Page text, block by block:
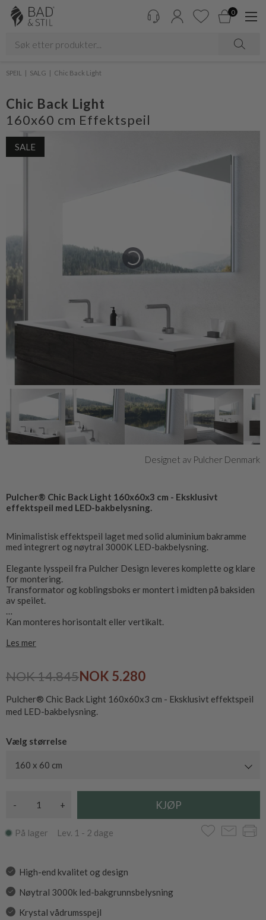
0
SPEIL SALG Chic Back Light
Chic Back Light
160x60 cm Effektspeil
SALE
Designet av Pulcher Denmark
Pulcher® Chic Back Light 160x60x3 cm - Eksklusivt
effektspeil med LED-bakbelysning.
Minimalistisk effektspeil laget med solid aluminium bakramme
med integrert og nøytral 3000K LED-bakbelysning.
Elegante lysspeil fra Pulcher Design leveres komplette og klare
for montering.
Transformator og koblingsboks er montert i midten på baksiden
av speilet.
Kan monteres horisontalt eller vertikalt.
Les mer
NOK 14.845NOK 5.280
Pulcher® Chic Back Light 160x60x3 cm - Eksklusivt effektspeil
med LED-bakbelysning.
Vælg størrelse
160 x 60 cm
- +
På lager Lev. 1 - 2 dage
High-end kvalitet og design
Nøytral 3000k led-bakgrunnsbelysning
Krystal vådrumsspejl